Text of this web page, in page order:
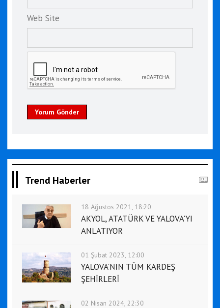
Web Site
Yorum Gönder
Trend Haberler
18 Ağustos 2021, 18:20
AKYOL, ATATÜRK VE YALOVA'YI
ANLATIYOR
01 Şubat 2023, 12:00
YALOVA'NIN TÜM KARDEŞ
ŞEHİRLERİ
02 Nisan 2024, 22:30